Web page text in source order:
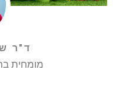
ד"ר
מומחית